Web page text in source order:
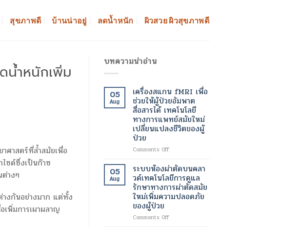
สุขภาพดี บ้านน่าอยู่ ลดน้ำหนัก ผิวสวย ผิวสุขภาพดี
น้ำหนักเพิ่ม
ศาสตร์ที่ล้ำสมัยเพื่อ
ซด์ซึ่งเป็นก๊าซ
างๆ
างกันอย่างมาก แต่ทั้ง
พิ่มการเผาผลาญ
บทความน่าอ่าน
05
Aug
เครื่องสแกน fMRI เพื่อ
ช่วยให้ผู้ป่วยอัมพาต
สื่อสารได้ เทคโนโลยี
ทางการแพทย์สมัยใหม่
เปลี่ยนแปลงชีวิตของผู้
ป่วย
Comments Offon
สแกน
fMRI
เพื่อ
ช่วย
ให้
ป่วย
05
Aug
ระบบห้องผ่าตัดบนคลา
วด์เทคโนโลยีการดูแล
รักษาทางการผ่าตัดสมัย
ใหม่เพิ่มความปลอดภัย
ของผู้ป่วย
Comments Offon